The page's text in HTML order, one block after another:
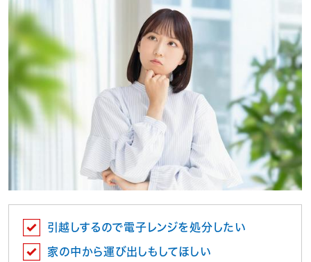
引越しするので電子レンジを処分したい
家の中から運び出しもしてほしい